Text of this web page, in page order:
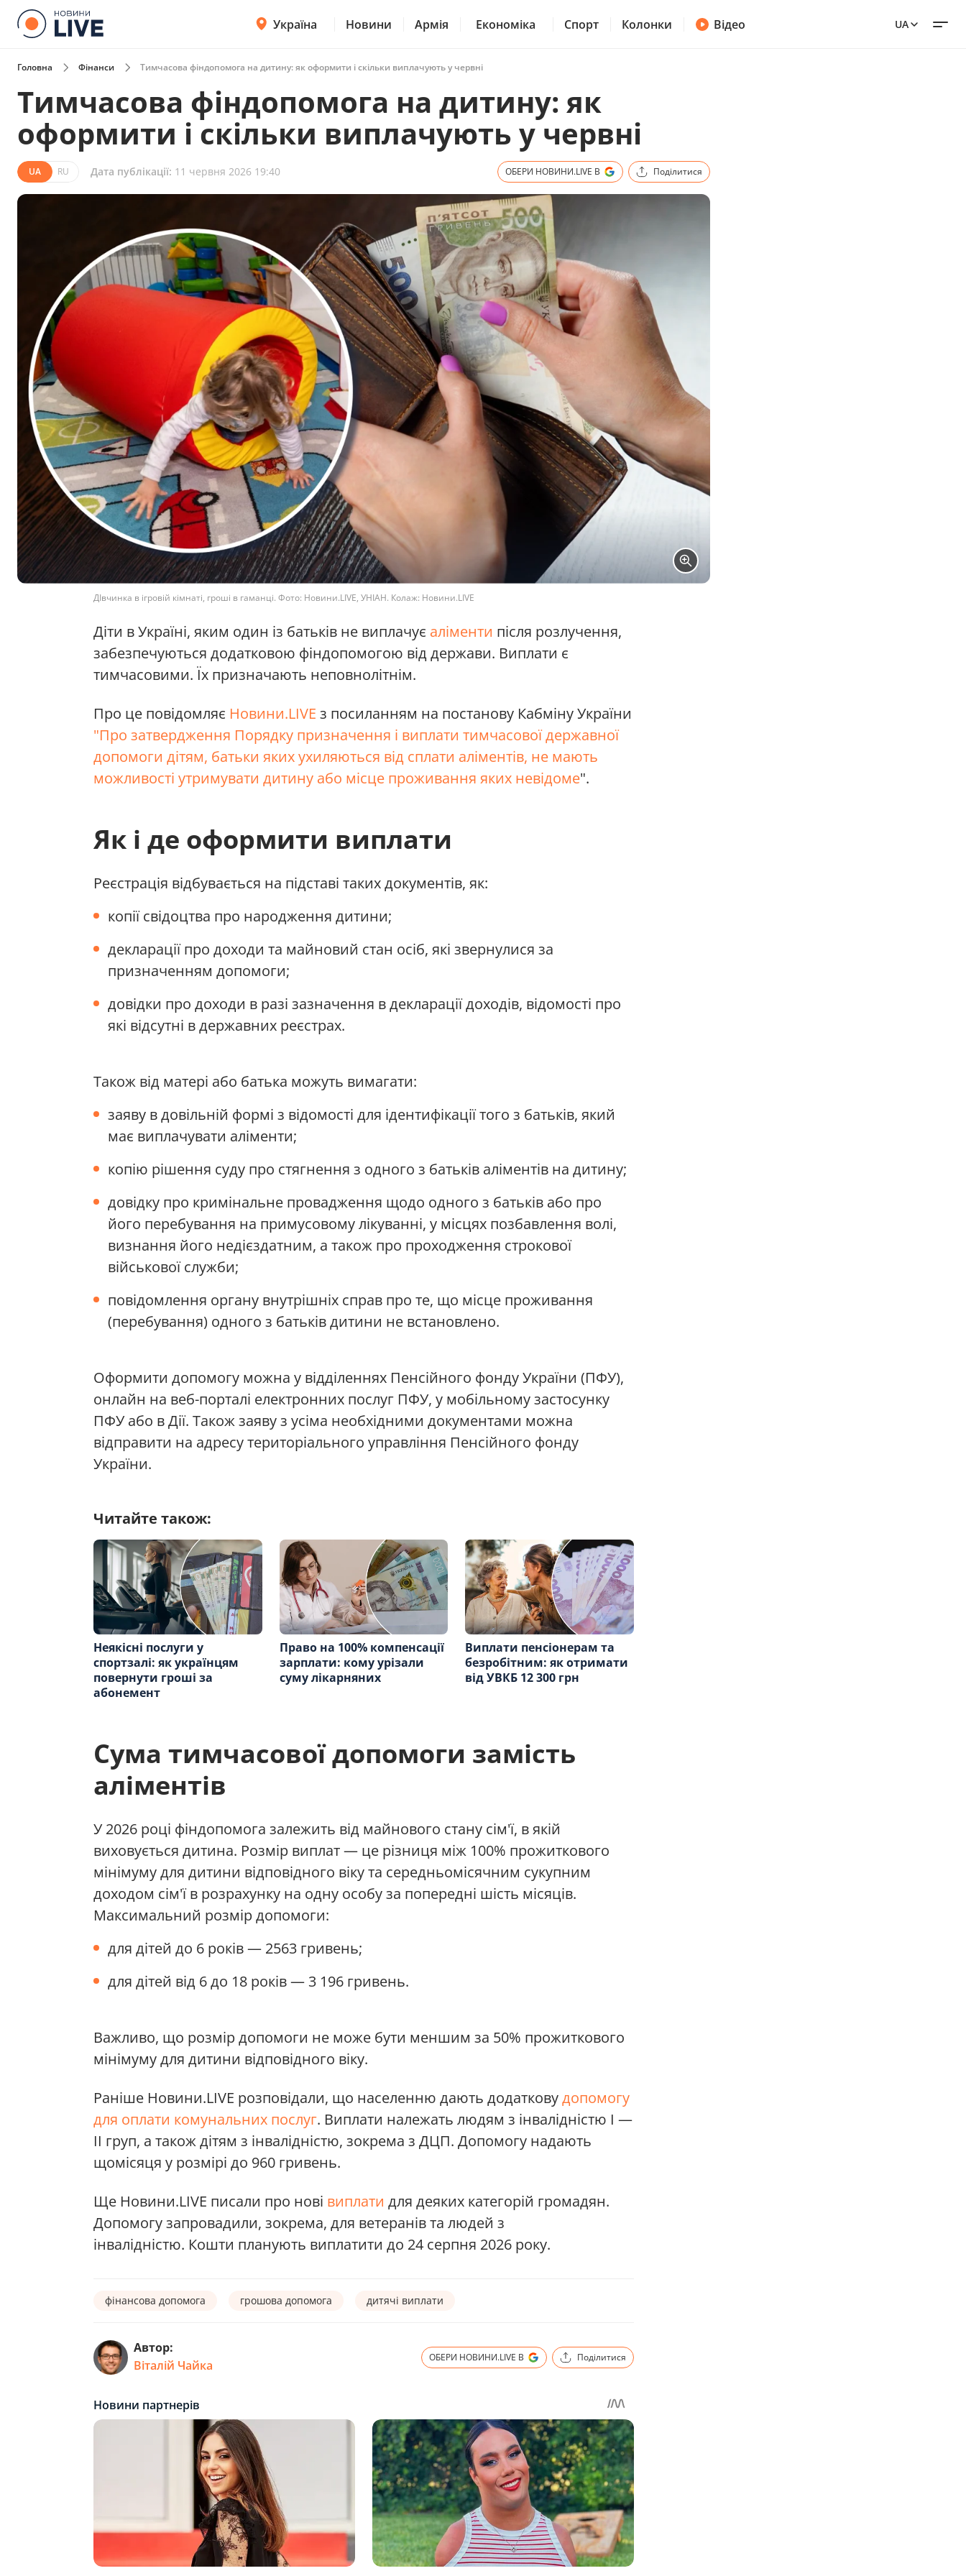
Україна Новини Армія Економіка Спорт Колонки Відео UA
Головна Фінанси Тимчасова фіндопомога на дитину: як оформити і скільки виплачують у червні
Тимчасова фіндопомога на дитину: як
оформити і скільки виплачують у червні
UA RU Дата публікації: 11 червня 2026 19:40 ОБЕРИ НОВИНИ.LIVE В Поділитися
ДІвчинка в ігровій кімнаті, гроші в гаманці. Фото: Новини.LIVE, УНІАН. Колаж: Новини.LIVE
Діти в Україні, яким один із батьків не виплачує аліменти після розлучення,
забезпечуються додатковою фіндопомогою від держави. Виплати є
тимчасовими. Їх призначають неповнолітнім.
Про це повідомляє Новини.LIVE з посиланням на постанову Кабміну України
"Про затвердження Порядку призначення і виплати тимчасової державної
допомоги дітям, батьки яких ухиляються від сплати аліментів, не мають
можливості утримувати дитину або місце проживання яких невідоме".
Як і де оформити виплати
Реєстрація відбувається на підставі таких документів, як:
копії свідоцтва про народження дитини;
декларації про доходи та майновий стан осіб, які звернулися за
призначенням допомоги;
довідки про доходи в разі зазначення в декларації доходів, відомості про
які відсутні в державних реєстрах.
Також від матері або батька можуть вимагати:
заяву в довільній формі з відомості для ідентифікації того з батьків, який
має виплачувати аліменти;
копію рішення суду про стягнення з одного з батьків аліментів на дитину;
довідку про кримінальне провадження щодо одного з батьків або про
його перебування на примусовому лікуванні, у місцях позбавлення волі,
визнання його недієздатним, а також про проходження строкової
військової служби;
повідомлення органу внутрішніх справ про те, що місце проживання
(перебування) одного з батьків дитини не встановлено.
Оформити допомогу можна у відділеннях Пенсійного фонду України (ПФУ),
онлайн на веб-порталі електронних послуг ПФУ, у мобільному застосунку
ПФУ або в Дії. Також заяву з усіма необхідними документами можна
відправити на адресу територіального управління Пенсійного фонду
України.
Читайте також:
Неякісні послуги у
спортзалі: як українцям
повернути гроші за
абонемент
Право на 100% компенсації
зарплати: кому урізали
суму лікарняних
Виплати пенсіонерам та
безробітним: як отримати
від УВКБ 12 300 грн
Сума тимчасової допомоги замість
аліментів
У 2026 році фіндопомога залежить від майнового стану сім'ї, в якій
виховується дитина. Розмір виплат — це різниця між 100% прожиткового
мінімуму для дитини відповідного віку та середньомісячним сукупним
доходом сім'ї в розрахунку на одну особу за попередні шість місяців.
Максимальний розмір допомоги:
для дітей до 6 років — 2563 гривень;
для дітей від 6 до 18 років — 3 196 гривень.
Важливо, що розмір допомоги не може бути меншим за 50% прожиткового
мінімуму для дитини відповідного віку.
Раніше Новини.LIVE розповідали, що населенню дають додатковудопомогу
для оплати комунальних послуг. Виплати належать людям з інвалідністю І —
ІІ груп, а також дітям з інвалідністю, зокрема з ДЦП. Допомогу надають
щомісяця у розмірі до 960 гривень.
Ще Новини.LIVE писали про нові виплати для деяких категорій громадян.
Допомогу запровадили, зокрема, для ветеранів та людей з
інвалідністю. Кошти планують виплатити до 24 серпня 2026 року.
фінансова допомога грошова допомога дитячі виплати
Автор:
Віталій Чайка
ОБЕРИ НОВИНИ.LIVE В Поділитися